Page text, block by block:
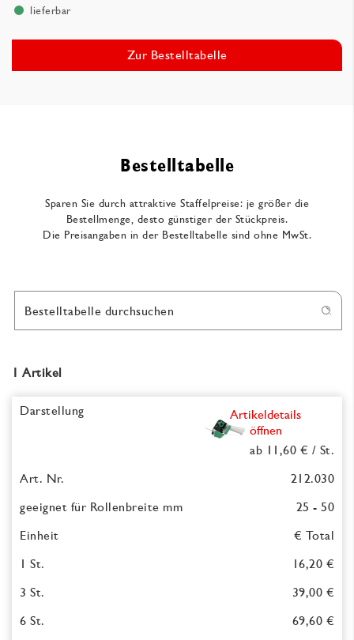
lieferbar
Zur Bestelltabelle
Bestelltabelle
Sparen Sie durch attraktive Staffelpreise: je größer die
Bestellmenge, desto günstiger der Stückpreis.
Die Preisangaben in der Bestelltabelle sind ohne MwSt.
1 Artikel
Bestelltabelle durchsuchen
Artikeldetails
öffnen
ab 11,60 € / St.
212.030
25 - 50
€ Total
16,20 €
39,00 €
69,60 €